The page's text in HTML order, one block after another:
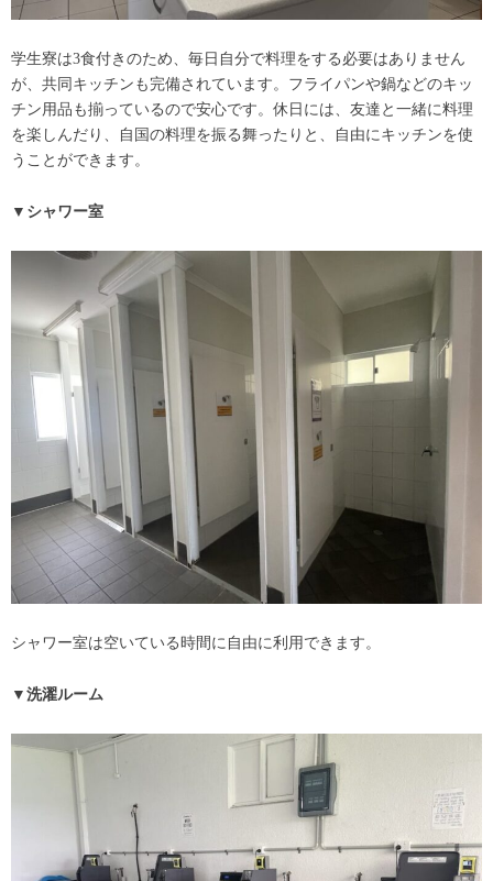
学生寮は3食付きのため、毎日自分で料理をする必要はありません
が、共同キッチンも完備されています。フライパンや鍋などのキッ
チン用品も揃っているので安心です。休日には、友達と一緒に料理
を楽しんだり、自国の料理を振る舞ったりと、自由にキッチンを使
うことができます。
▼シャワー室
シャワー室は空いている時間に自由に利用できます。
▼洗濯ルーム